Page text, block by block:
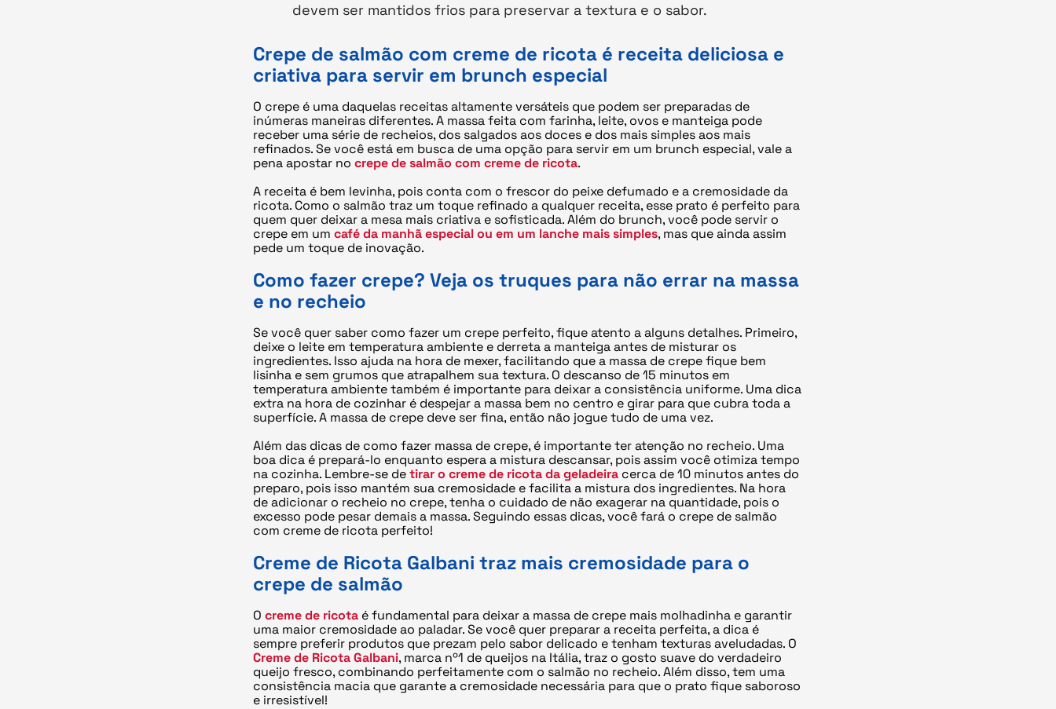
devem ser mantidos frios para preservar a textura e o sabor.
Crepe de salmão com creme de ricota é receita deliciosa e
criativa para servir em brunch especial
O crepe é uma daquelas receitas altamente versáteis que podem ser preparadas de
inúmeras maneiras diferentes. A massa feita com farinha, leite, ovos e manteiga pode
receber uma série de recheios, dos salgados aos doces e dos mais simples aos mais
refinados. Se você está em busca de uma opção para servir em um brunch especial, vale a
pena apostar no crepe de salmão com creme de ricota.
A receita é bem levinha, pois conta com o frescor do peixe defumado e a cremosidade da
ricota. Como o salmão traz um toque refinado a qualquer receita, esse prato é perfeito para
quem quer deixar a mesa mais criativa e sofisticada. Além do brunch, você pode servir o
crepe em um café da manhã especial ou em um lanche mais simples, mas que ainda assim
pede um toque de inovação.
Como fazer crepe? Veja os truques para não errar na massa
e no recheio
Se você quer saber como fazer um crepe perfeito, fique atento a alguns detalhes. Primeiro,
deixe o leite em temperatura ambiente e derreta a manteiga antes de misturar os
ingredientes. Isso ajuda na hora de mexer, facilitando que a massa de crepe fique bem
lisinha e sem grumos que atrapalhem sua textura. O descanso de 15 minutos em
temperatura ambiente também é importante para deixar a consistência uniforme. Uma dica
extra na hora de cozinhar é despejar a massa bem no centro e girar para que cubra toda a
superfície. A massa de crepe deve ser fina, então não jogue tudo de uma vez.
Além das dicas de como fazer massa de crepe, é importante ter atenção no recheio. Uma
boa dica é prepará-lo enquanto espera a mistura descansar, pois assim você otimiza tempo
na cozinha. Lembre-se detirar o creme de ricota da geladeira cerca de 10 minutos antes do
preparo, pois isso mantém sua cremosidade e facilita a mistura dos ingredientes. Na hora
de adicionar o recheio no crepe, tenha o cuidado de não exagerar na quantidade, pois o
excesso pode pesar demais a massa. Seguindo essas dicas, você fará o crepe de salmão
com creme de ricota perfeito!
Creme de Ricota Galbani traz mais cremosidade para o
crepe de salmão
O creme de ricota é fundamental para deixar a massa de crepe mais molhadinha e garantir
uma maior cremosidade ao paladar. Se você quer preparar a receita perfeita, a dica é
sempre preferir produtos que prezam pelo sabor delicado e tenham texturas aveludadas. O
Creme de Ricota Galbani, marca nº1 de queijos na Itália, traz o gosto suave do verdadeiro
queijo fresco, combinando perfeitamente com o salmão no recheio. Além disso, tem uma
consistência macia que garante a cremosidade necessária para que o prato fique saboroso
e irresistível!